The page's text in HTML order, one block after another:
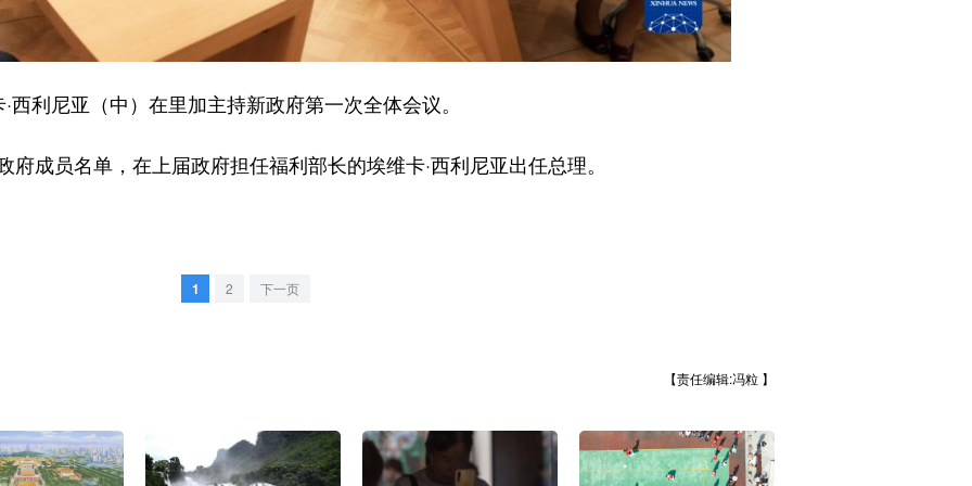
尼亚（中）在里加主持新政府第一次全体会议。
员名单，在上届政府担任福利部长的埃维卡·西利尼亚出任总理。
1 2 下一页
【责任编辑:冯粒 】